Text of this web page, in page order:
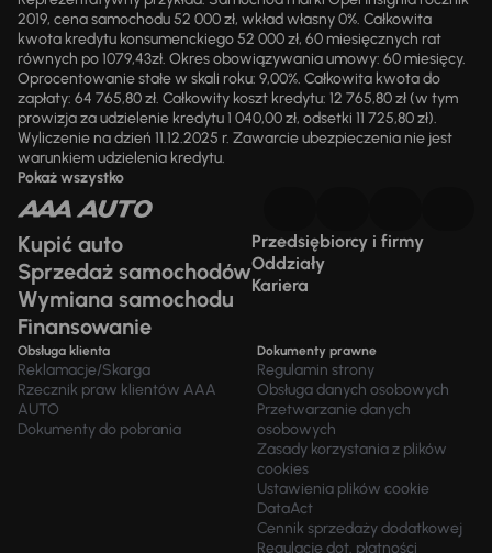
2019, cena samochodu 52 000 zł, wkład własny 0%. Całkowita
kwota kredytu konsumenckiego 52 000 zł, 60 miesięcznych rat
równych po 1079,43zł. Okres obowiązywania umowy: 60 miesięcy.
Oprocentowanie stałe w skali roku: 9,00%. Całkowita kwota do
zapłaty: 64 765,80 zł. Całkowity koszt kredytu: 12 765,80 zł (w tym
prowizja za udzielenie kredytu 1 040,00 zł, odsetki 11 725,80 zł).
Wyliczenie na dzień 11.12.2025 r. Zawarcie ubezpieczenia nie jest
warunkiem udzielenia kredytu.
Pokaż wszystko
Kupić auto
Sprzedaż samochodów
Wymiana samochodu
Finansowanie
Przedsiębiorcy i firmy
Oddziały
Kariera
Obsługa klienta
Reklamacje/Skarga
Rzecznik praw klientów AAA
AUTO
Dokumenty do pobrania
Dokumenty prawne
Regulamin strony
Obsługa danych osobowych
Przetwarzanie danych
osobowych
Zasady korzystania z plików
cookies
Ustawienia plików cookie
DataAct
Cennik sprzedaży dodatkowej
Regulacje dot. płatności